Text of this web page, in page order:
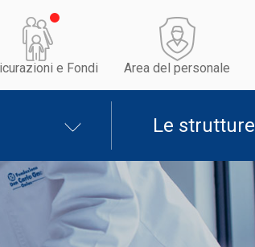
e Fondi Area del personale
Le strutture